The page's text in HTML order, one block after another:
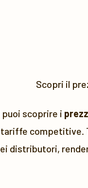
Scopri il
puoi scoprire i
competitive.
distributori,